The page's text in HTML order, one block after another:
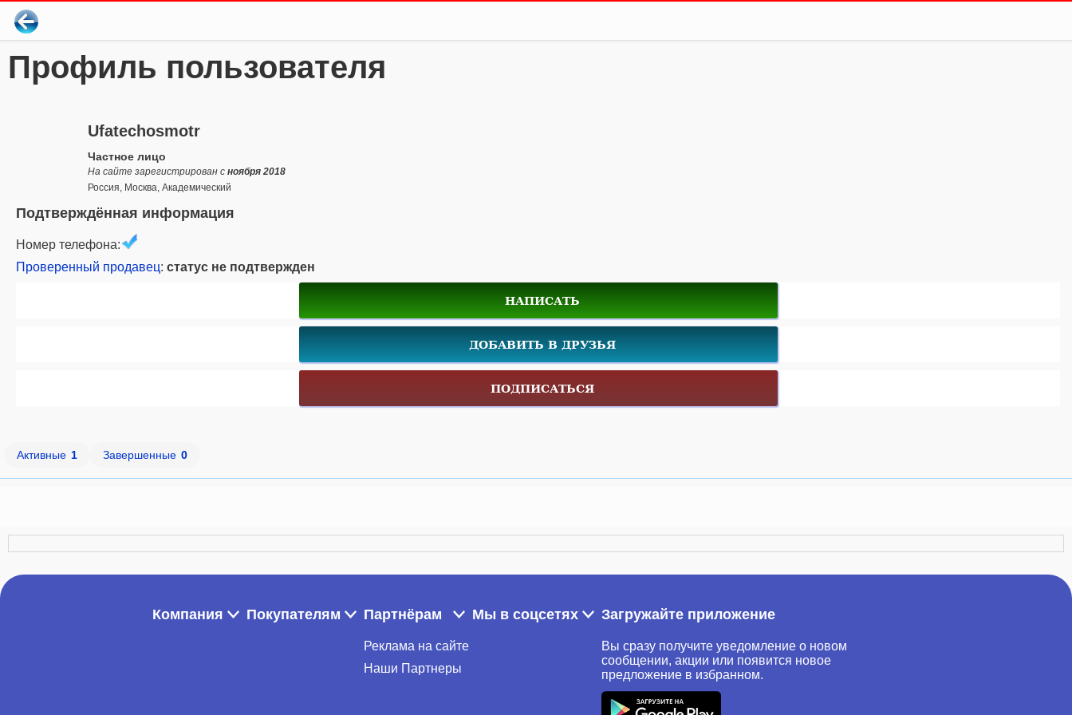
Профиль пользователя
Ufatechosmotr
Частное лицо
На сайте зарегистрирован с ноября 2018
Россия, Москва, Академический
Подтверждённая информация
Номер телефона:
Проверенный продавец: статус не подтвержден
НАПИСАТЬ
ДОБАВИТЬ В ДРУЗЬЯ
ПОДПИСАТЬСЯ
Активные 1 Завершенные 0
Компания Покупателям Партнёрам
Реклама на сайте
Наши Партнеры
Мы в соцсетях Загружайте приложение
Вы сразу получите уведомление о новом
сообщении, акции или появится новое
предложение в избранном.